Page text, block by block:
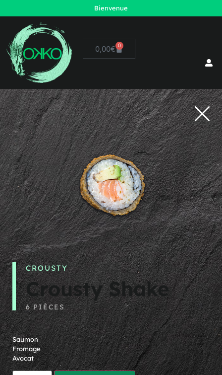
Bienvenue
0,00€ 0
CROUSTY
Crousty Shake
6 PIÈCES
9,90€
Saumon
Fromage
Avocat